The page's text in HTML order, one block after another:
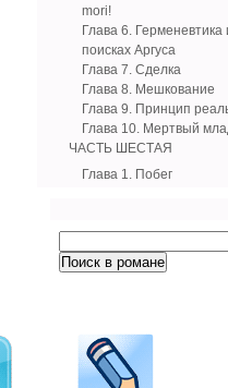
mori!
Глава 6. Герменевтика
поисках Аргуса
Глава 7. Сделка
Глава 8. Мешкование
Глава 9. Принцип
Глава 10. Мертвый
ЧАСТЬ ШЕСТАЯ
Глава 1. Побег